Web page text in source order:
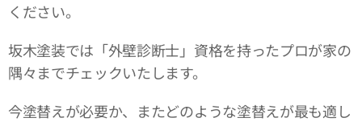
ください。
坂木塗装では「外壁診断士」資格を持ったプロが家の
隅々までチェックいたします。
今塗替えが必要か、またどのような塗替えが最も適し